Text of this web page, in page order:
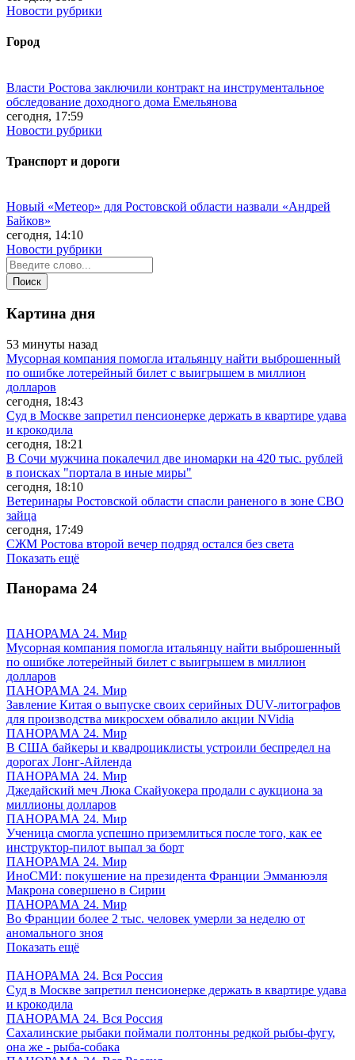
Новости рубрики
Город
Власти Ростова заключили контракт на инструментальное
обследование доходного дома Емельянова
сегодня, 17:59
Новости рубрики
Транспорт и дороги
Новый «Метеор» для Ростовской области назвали «Андрей
Байков»
сегодня, 14:10
Новости рубрики
Картина дня
53 минуты назад
Мусорная компания помогла итальянцу найти выброшенный
по ошибке лотерейный билет с выигрышем в миллион
долларов
сегодня, 18:43
Суд в Москве запретил пенсионерке держать в квартире удава
и крокодила
сегодня, 18:21
В Сочи мужчина покалечил две иномарки на 420 тыс. рублей
в поисках "портала в иные миры"
сегодня, 18:10
Ветеринары Ростовской области спасли раненого в зоне СВО
зайца
сегодня, 17:49
СЖМ Ростова второй вечер подряд остался без света
Показать ещё
Панорама 24
ПАНОРАМА 24. Мир
Мусорная компания помогла итальянцу найти выброшенный
по ошибке лотерейный билет с выигрышем в миллион
долларов
ПАНОРАМА 24. Мир
Завление Китая о выпуске своих серийных DUV-литографов
для производства микросхем обвалило акции NVidia
ПАНОРАМА 24. Мир
В США байкеры и квадроциклисты устроили беспредел на
дорогах Лонг-Айленда
ПАНОРАМА 24. Мир
Джедайский меч Люка Скайуокера продали с аукциона за
миллионы долларов
ПАНОРАМА 24. Мир
Ученица смогла успешно приземлиться после того, как ее
инструктор-пилот выпал за борт
ПАНОРАМА 24. Мир
ИноСМИ: покушение на президента Франции Эмманюэля
Макрона совершено в Сирии
ПАНОРАМА 24. Мир
Во Франции более 2 тыс. человек умерли за неделю от
аномального зноя
Показать ещё
ПАНОРАМА 24. Вся Россия
Суд в Москве запретил пенсионерке держать в квартире удава
и крокодила
ПАНОРАМА 24. Вся Россия
Сахалинские рыбаки поймали полтонны редкой рыбы-фугу,
она же - рыба-собака